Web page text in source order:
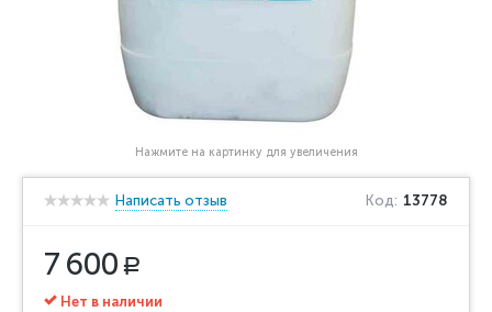
Нажмите на картинку для увеличения
Написать отзыв Код: 13778
7 600 Р
Нет в наличии